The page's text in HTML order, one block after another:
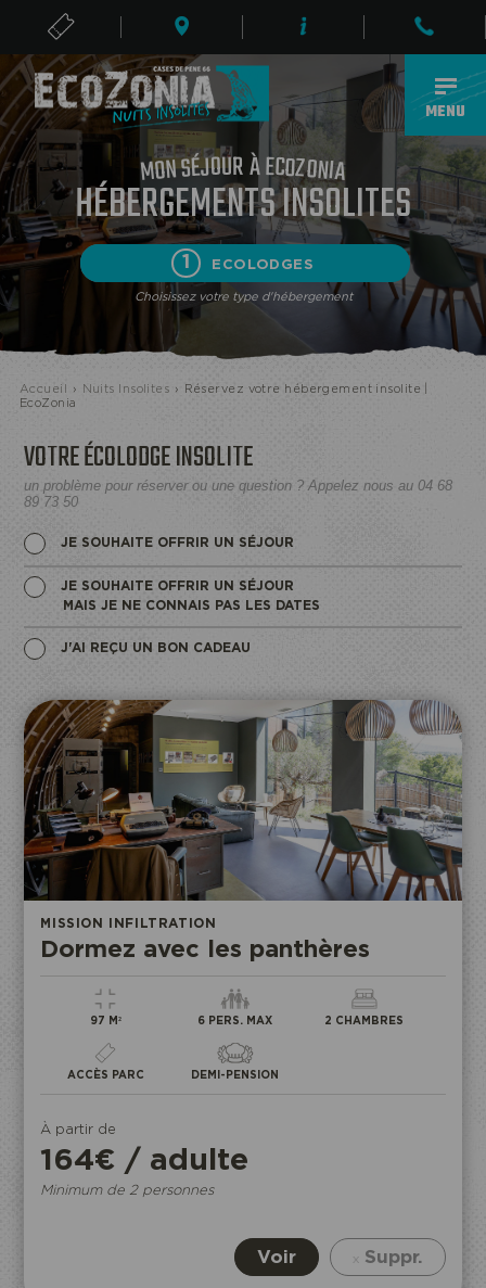
FR
MENU
BILLETS
MONSÉJOURÀECOZONIA
HÉBERGEMENTS INSOLITES
1 ECOLODGES
Choisissez votre type d'hébergement
Accueil › Nuits Insolites ›
Réservez votre hébergement insolite |
EcoZonia
VOTRE ÉCOLODGE INSOLITE
un problème pour réserver ou une question ? Appelez nous au 04 68
89 73 50
JE SOUHAITE OFFRIR UN SÉJOUR
JE SOUHAITE OFFRIR UN SÉJOUR
MAIS JE NE CONNAIS PAS LES DATES
J'AI REÇU UN BON CADEAU
MISSION INFILTRATION
Dormez avec les panthères
97 M² 6 PERS. MAX 2 CHAMBRES
ACCÈS PARC DEMI-PENSION
À partir de
164€ / adulte
Minimum de 2 personnes
Voir Suppr.
ECOPARC